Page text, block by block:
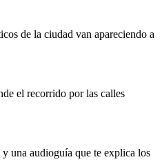
de la ciudad van apareciendo a
el recorrido por las calles
una audioguía que te explica los